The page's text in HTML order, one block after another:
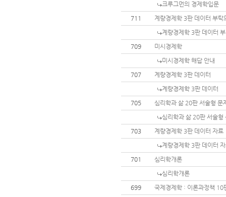
크루그먼의 경제학입문
711
계량경제학 3판 데이터 부탁
계량경제학 3판 데이터
709
미시경제학
미시경제학 해답 안내
707
계량경제학 3판 데이터
계량경제학 3판 데이터
705
심리학과 삶 20판 서술형 문
심리학과 삶 20판 서술형
703
계량경제학 3판 데이터 자료
계량경제학 3판 데이터
701
심리학개론
심리학개론
699
국제경제학 : 이론과정책 10